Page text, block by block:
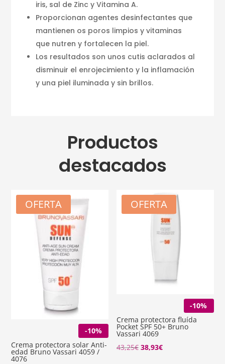
iris, sal de Zinc y Vitamina A.
Proporcionan agentes desinfectantes que
mantienen os poros limpios y vitaminas
que nutren y fortalecen la piel.
Los resultados son unos cutis aclarados al
disminuir el enrojecimiento y la inflamación
y una piel iluminada y sin brillos.
Productos
destacados
OFERTA
-10%
Crema protectora solar Anti-
edad Bruno Vassari 4059 /
4076
OFERTA
-10%
Crema protectora fluída
Pocket SPF 50+ Bruno
Vassari 4069
43,25€ El
38,93€El